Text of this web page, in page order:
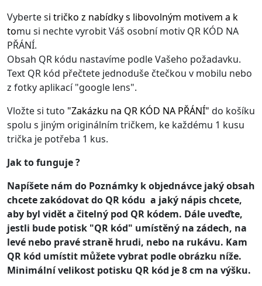
Vyberte si tričko z nabídky s libovolným motivem a k
tomu si nechte vyrobit Váš osobní motiv QR KÓD NA
PŘÁNÍ.
Obsah QR kódu nastavíme podle Vašeho požadavku.
Text QR kód přečtete jednoduše čtečkou v mobilu nebo
z fotky aplikací "google lens".
Vložte si tuto "Zakázku na QR KÓD NA PŘÁNÍ" do košíku
spolu s jiným originálním tričkem, ke každému 1 kusu
trička je potřeba 1 kus.
Jak to funguje ?
Napíšete nám do Poznámky k objednávce jaký obsah
chcete zakódovat do QR kódu a jaký nápis chcete,
aby byl vidět a čitelný pod QR kódem. Dále uveďte,
jestli bude potisk "QR kód" umístěný na zádech, na
levé nebo pravé straně hrudi, nebo na rukávu. Kam
QR kód umístit můžete vybrat podle obrázku níže.
Minimální velikost potisku QR kód je 8 cm na výšku.